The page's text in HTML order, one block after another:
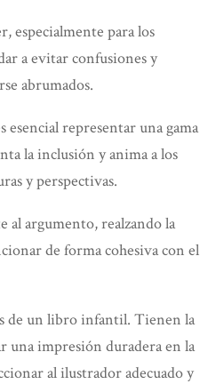
especialmente para los
a evitar confusiones y
abrumados.
representar una gama
la inclusión y anima a los
y perspectivas.
al argumento, realzando la
de forma cohesiva con el
de un libro infantil. Tienen la
una impresión duradera en la
al ilustrador adecuado y